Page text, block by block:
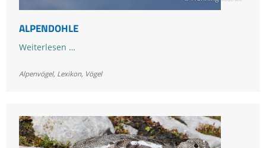
ALPENDOHLE
Weiterlesen …Alpendohle
Alpenvögel, Lexikon, Vögel